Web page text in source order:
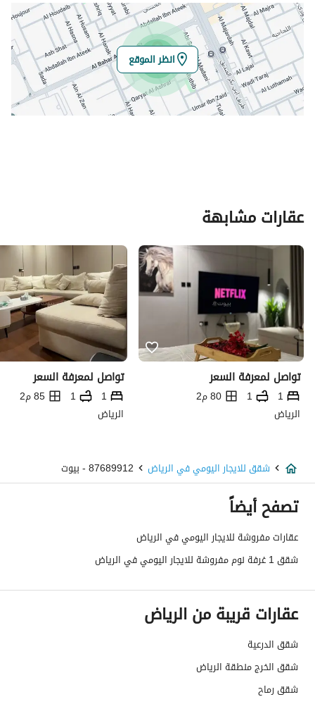
انظر الموقع
عقارات مشابهة
تواصل لمعرفة السعر
1
1
80 م2
الرياض
تواصل لمعرفة السعر
1
1
85 م2
الرياض
شقق للايجار اليومي في الرياض 87689912 - بيوت
تصفح أيضاً
عقارات مفروشة للايجار اليومي في الرياض
شقق 1 غرفة نوم مفروشة للايجار اليومي في الرياض
عقارات قريبة من الرياض
شقق الدرعية
شقق الخرج منطقة الرياض
شقق رماح